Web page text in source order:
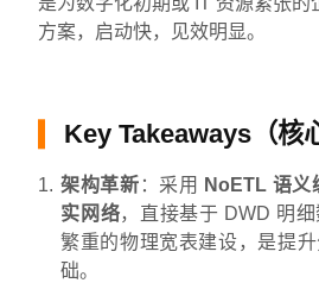
方案，启动快，见效明显。
Key Takeaways（核
架构革新 ：采用 NoETL 语义
实网络，直接基于 DWD 明
繁重的物理宽表建设，是提
础。